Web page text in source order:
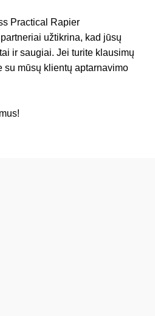
užtikrina, kad jūsų
ir saugiai. Jei turite klausimų
su mūsų klientų aptarnavimo